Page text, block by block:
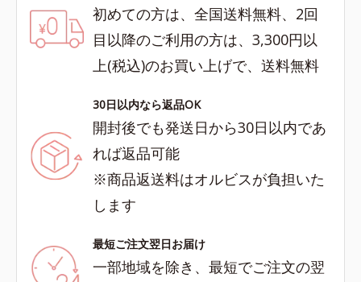
初めての方は、全国送料無料、2回
目以降のご利用の方は、3,300円以
上(税込)のお買い上げで、送料無料
30日以内なら返品OK
開封後でも発送日から30日以内であ
れば返品可能
※商品返送料はオルビスが負担いた
します
最短ご注文翌日お届け
一部地域を除き、最短でご注文の翌